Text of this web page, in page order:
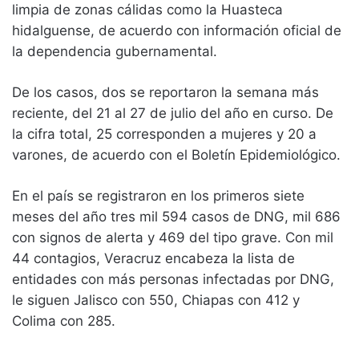
limpia de zonas cálidas como la Huasteca
hidalguense, de acuerdo con información oficial de
la dependencia gubernamental.
De los casos, dos se reportaron la semana más
reciente, del 21 al 27 de julio del año en curso. De
la cifra total, 25 corresponden a mujeres y 20 a
varones, de acuerdo con el Boletín Epidemiológico.
En el país se registraron en los primeros siete
meses del año tres mil 594 casos de DNG, mil 686
con signos de alerta y 469 del tipo grave. Con mil
44 contagios, Veracruz encabeza la lista de
entidades con más personas infectadas por DNG,
le siguen Jalisco con 550, Chiapas con 412 y
Colima con 285.